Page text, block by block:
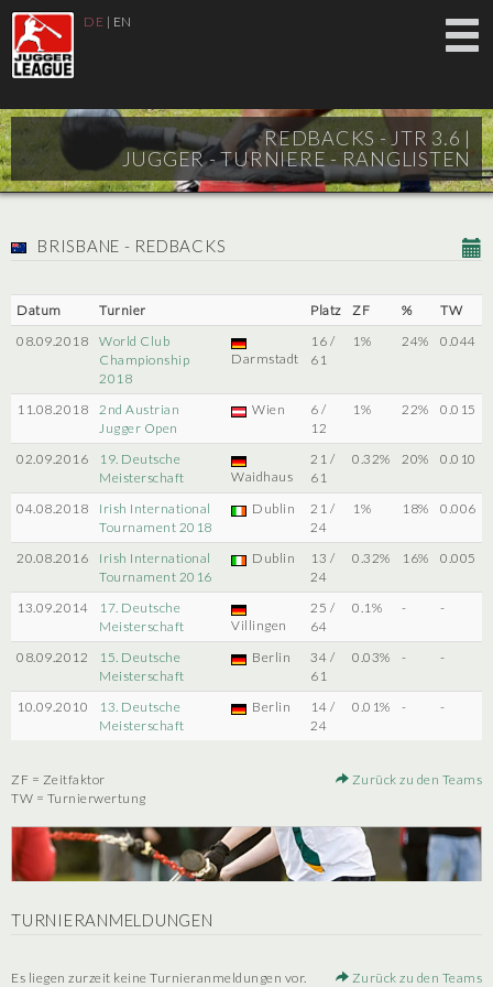
DE | EN
REDBACKS - JTR 3.6 |
JUGGER - TURNIERE - RANGLISTEN
BRISBANE - REDBACKS
Datum Turnier Platz ZF %
TW
08.09.2018
World Club
Championship
2018
Darmstadt
16 /
61
1% 24% 0.044
11.08.2018
2nd Austrian
Jugger Open
Wien
6 /
12
1% 22% 0.015
02.09.2016
19. Deutsche
Meisterschaft
Waidhaus
21 /
61
0.32% 20% 0.010
04.08.2018
Irish International
Tournament 2018
Dublin
21 /
24
1% 18% 0.006
20.08.2016
Irish International
Tournament 2016
Dublin
13 /
24
0.32% 16% 0.005
13.09.2014
17. Deutsche
Meisterschaft
Villingen
25 /
64
0.1% - -
08.09.2012
15. Deutsche
Meisterschaft
Berlin
34 /
61
0.03% - -
10.09.2010
13. Deutsche
Meisterschaft
Berlin
14 /
24
0.01% - -
ZF = Zeitfaktor
TW = Turnierwertung
Zurück zu den Teams
TURNIERANMELDUNGEN
Es liegen zurzeit keine Turnieranmeldungen vor. Zurück zu den Teams